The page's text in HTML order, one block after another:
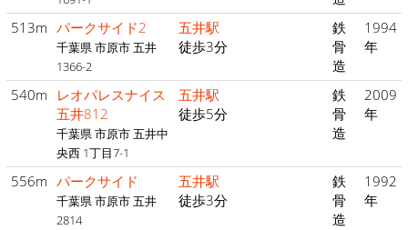
513m パークサイド2
千葉県 市原市 五井
1366-2
五井駅
徒歩3分
鉄
骨
造
1994
年
540m
レオパレスナイス
五井812
千葉県 市原市 五井中
央西 1丁目7-1
五井駅
徒歩5分
鉄
骨
造
2009
年
556m パークサイド
千葉県 市原市 五井
2814
五井駅
徒歩3分
鉄
骨
造
1992
年